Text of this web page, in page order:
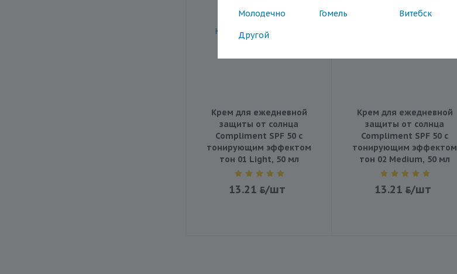
Молодечно Гомель Витебск
Другой
Крем для ежедневной
защиты от солнца
Compliment SPF 50 с
тонирующим эффектом
тон 01 Light, 50 мл
13.21 /шт
Крем для ежедневной
защиты от солнца
Compliment SPF 50 с
тонирующим эффектом
тон 02 Medium, 50 мл
13.21 /шт